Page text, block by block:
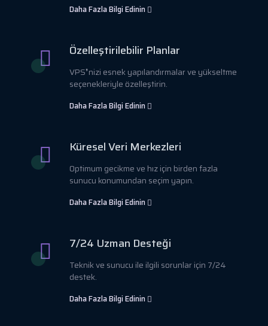
Daha Fazla Bilgi Edinin
Özelleştirilebilir Planlar
VPS❜nizi esnek yapılandırmalar ve yükseltme
seçenekleriyle özelleştirin.
Daha Fazla Bilgi Edinin
Küresel Veri Merkezleri
Optimum gecikme ve hız için birden fazla
sunucu konumundan seçim yapın.
Daha Fazla Bilgi Edinin
7/24 Uzman Desteği
Teknik ve sunucu ile ilgili sorunlar için 7/24
destek.
Daha Fazla Bilgi Edinin